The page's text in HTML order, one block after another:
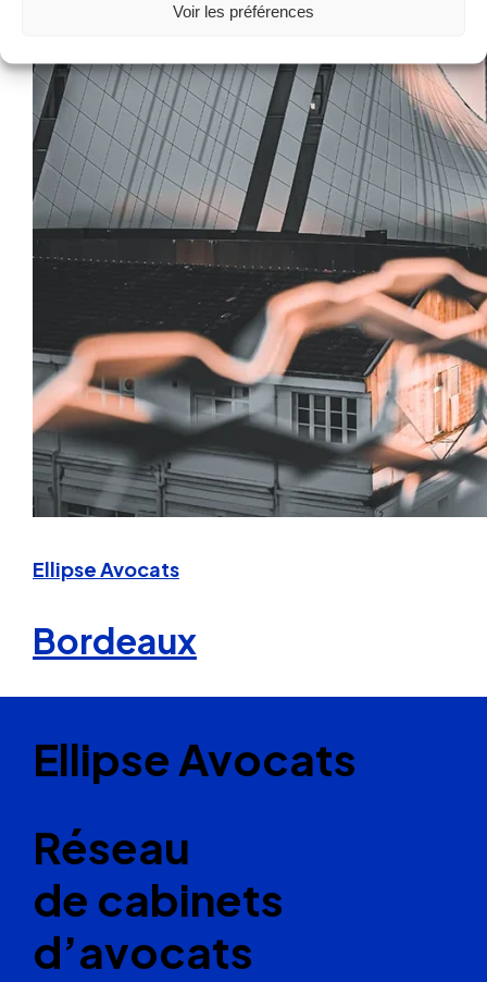
Voir les préférences
Ellipse Avocats
Bordeaux
Ellipse Avocats
Réseau
de cabinets
d’avocats